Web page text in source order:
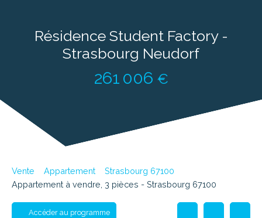
Résidence Student Factory -
Strasbourg Neudorf
261 006 €
Vente Appartement
Strasbourg 67100
Appartement à vendre, 3 pièces - Strasbourg 67100
Accéder au programme